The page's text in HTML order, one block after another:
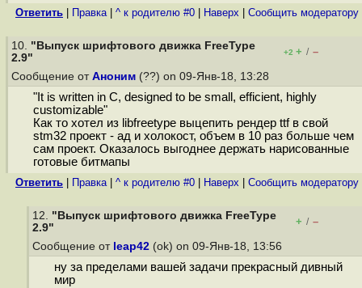
Ответить Правка| ^ к родителю #0 Наверх Cообщить модератору
10. "Выпуск шрифтового движка FreeType
2.9"
+2 + / –
Сообщение от Аноним (??) on 09-Янв-18, 13:28
"It is written in C, designed to be small, efficient, highly
customizable"
Как то хотел из libfreetype выцепить рендер ttf в свой
stm32 проект - ад и холокост, объем в 10 раз больше чем
сам проект. Оказалось выгоднее держать нарисованные
готовые битмапы
Ответить Правка| ^ к родителю #0 Наверх Cообщить модератору
12. "Выпуск шрифтового движка FreeType
2.9"
+ / –
Сообщение от leap42 (ok) on 09-Янв-18, 13:56
ну за пределами вашей задачи прекрасный дивный
мир